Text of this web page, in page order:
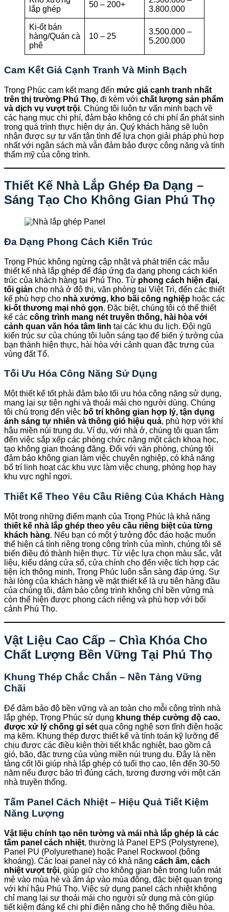
lắp ghép
50 – 200+
3.800.000
Ki-ốt bán
hàng/Quán cà
phê
10 – 25
3.500.000 –
5.200.000
Cam Kết Giá Cạnh Tranh Và Minh Bạch
Trọng Phúc cam kết mang đến mức giá cạnh tranh nhất
trên thị trường Phú Thọ, đi kèm với chất lượng sản phẩm
và dịch vụ vượt trội. Chúng tôi luôn tư vấn minh bạch về
các hạng mục chi phí, đảm bảo không có chi phí ẩn phát sinh
trong quá trình thực hiện dự án. Quý khách hàng sẽ luôn
nhận được sự tư vấn tận tình để lựa chọn giải pháp phù hợp
nhất với ngân sách mà vẫn đảm bảo được công năng và tính
thẩm mỹ của công trình.
Thiết Kế Nhà Lắp Ghép Đa Dạng –
Sáng Tạo Cho Không Gian Phú Thọ
Đa Dạng Phong Cách Kiến Trúc
Trọng Phúc không ngừng cập nhật và phát triển các mẫu
thiết kế nhà lắp ghép để đáp ứng đa dạng phong cách kiến
trúc của khách hàng tại Phú Thọ. Từ phong cách hiện đại,
tối giản cho nhà ở đô thị, văn phòng tại Việt Trì, đến các thiết
kế phù hợp cho nhà xưởng, kho bãi công nghiệp hoặc các
ki-ốt thương mại nhỏ gọn. Đặc biệt, chúng tôi có thể thiết
kế các công trình mang nét truyền thống, hài hòa với
cảnh quan văn hóa tâm linh tại các khu du lịch. Đội ngũ
kiến trúc sư của chúng tôi luôn sáng tạo để biến ý tưởng của
bạn thành hiện thực, hài hòa với cảnh quan đặc trưng của
vùng đất Tổ.
Tối Ưu Hóa Công Năng Sử Dụng
Một thiết kế tốt phải đảm bảo tối ưu hóa công năng sử dụng,
mang lại sự tiện nghi và thoải mái cho người dùng. Chúng
tôi chú trọng đến việc bố trí không gian hợp lý, tận dụng
ánh sáng tự nhiên và thông gió hiệu quả, phù hợp với khí
hậu miền núi trung du. Ví dụ, với nhà ở, chúng tôi quan tâm
đến việc sắp xếp các phòng chức năng một cách khoa học,
tạo không gian thoáng đãng. Đối với văn phòng, chúng tôi
đảm bảo không gian làm việc chuyên nghiệp, có khả năng
bố trí linh hoạt các khu vực làm việc chung, phòng họp hay
khu vực nghỉ ngơi.
Thiết Kế Theo Yêu Cầu Riêng Của Khách Hàng
Một trong những điểm mạnh của Trọng Phúc là khả năng
thiết kế nhà lắp ghép theo yêu cầu riêng biệt của từng
khách hàng. Nếu bạn có một ý tưởng độc đáo hoặc muốn
thể hiện cá tính riêng trong công trình của mình, chúng tôi sẽ
biến điều đó thành hiện thực. Từ việc lựa chọn màu sắc, vật
liệu, kiểu dáng cửa sổ, cửa chính cho đến việc tích hợp các
tiện ích thông minh, Trọng Phúc luôn sẵn sàng đáp ứng. Sự
hài lòng của khách hàng về mặt thiết kế là ưu tiên hàng đầu
của chúng tôi, đảm bảo công trình không chỉ bền vững mà
còn thể hiện được phong cách riêng và phù hợp với bối
cảnh Phú Thọ.
Vật Liệu Cao Cấp – Chìa Khóa Cho
Chất Lượng Bền Vững Tại Phú Thọ
Khung Thép Chắc Chắn – Nền Tảng Vững
Chãi
Để đảm bảo độ bền vững và an toàn cho mỗi công trình nhà
lắp ghép, Trọng Phúc sử dụng khung thép cường độ cao,
được xử lý chống gỉ sét qua công nghệ sơn tĩnh điện hoặc
mạ kẽm. Khung thép được thiết kế và tính toán kỹ lưỡng để
chịu được các điều kiện thời tiết khắc nghiệt, bao gồm cả
gió, bão, đặc trưng của vùng miền núi trung du. Đây là nền
tảng cốt lõi giúp nhà lắp ghép có tuổi thọ cao, lên đến 30-50
năm nếu được bảo trì đúng cách, tương đương với một căn
nhà truyền thống.
Tấm Panel Cách Nhiệt – Hiệu Quả Tiết Kiệm
Năng Lượng
Vật liệu chính tạo nên tường và mái nhà lắp ghép là các
tấm panel cách nhiệt, thường là Panel EPS (Polystyrene),
Panel PU (Polyurethane) hoặc Panel Rockwool (bông
khoáng). Các loại panel này có khả năng cách âm, cách
nhiệt vượt trội, giúp giữ cho không gian bên trong luôn mát
mẻ vào mùa hè và ấm áp vào mùa đông, đặc biệt quan trọng
với khí hậu Phú Thọ. Việc sử dụng panel cách nhiệt không
chỉ mang lại sự thoải mái cho người sử dụng mà còn giúp
tiết kiệm đáng kể chi phí điện năng cho hệ thống điều hòa.